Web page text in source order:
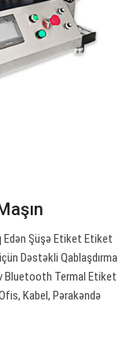
Şüşə Etiket Etiket
Dəstəkli Qablaşdırma
Bluetooth Termal Etiket
Kabel, Pərakəndə